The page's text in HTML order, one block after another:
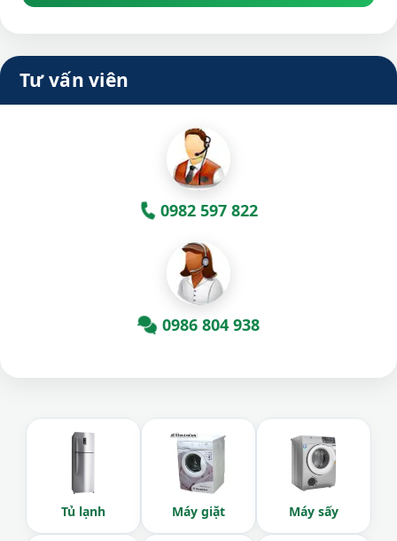
Tư vấn viên
0982 597 822
0986 804 938
Tủ lạnh Máy giặt Máy sấy